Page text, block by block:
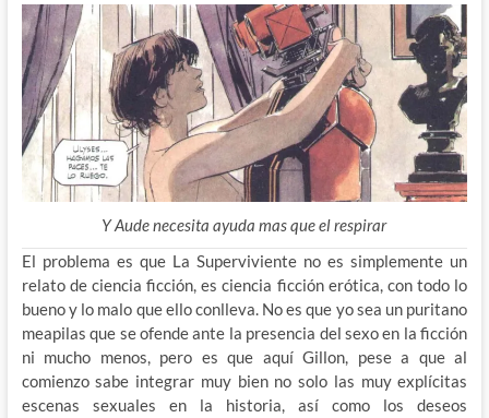
Y Aude necesita ayuda mas que el respirar
El problema es que La Superviviente no es simplemente un
relato de ciencia ficción, es ciencia ficción erótica, con todo lo
bueno y lo malo que ello conlleva. No es que yo sea un puritano
meapilas que se ofende ante la presencia del sexo en la ficción
ni mucho menos, pero es que aquí Gillon, pese a que al
comienzo sabe integrar muy bien no solo las muy explícitas
escenas sexuales en la historia, así como los deseos